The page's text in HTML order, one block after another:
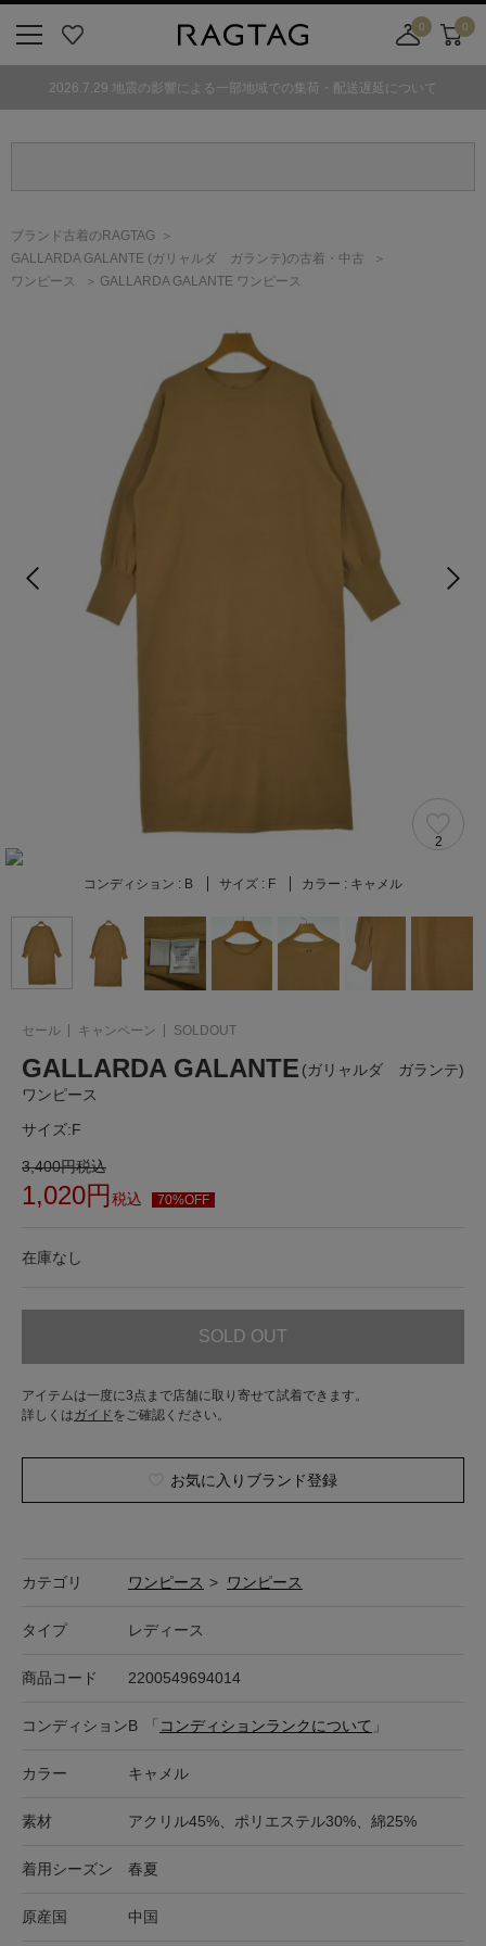
気
0
舗
カ
0
2026.7.29 地震の影響による一部地域での集荷・配送遅延について
ブランド古着のRAGTAG
GALLARDA GALANTE (ガリャルダ ガランテ)の古着・中古
ワンピース
GALLARDA GALANTE ワンピース
2
コンディション : B サイズ : F カラー : キャメル
セール キャンペーン SOLDOUT
GALLARDA GALANTE (ガリャルダ ガランテ)
ワンピース
サイズ:F
3,400円税込
1,020円税込 70%OFF
在庫なし
SOLD OUT
アイテムは一度に3点まで店舗に取り寄せて試着できます。
詳しくはガイド をご確認ください。
お気に入りブランド登録
カテゴリ ワンピース > ワンピース
タイプ レディース
商品コード 2200549694014
コンディションB 「 コンディションランクについて 」
カラー キャメル
素材 アクリル45%、ポリエステル30%、綿25%
着用シーズン 春夏
原産国 中国